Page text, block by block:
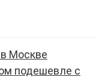
Москве
подешевле с